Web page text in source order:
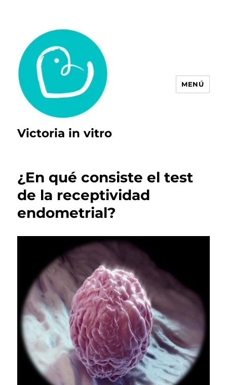
Victoria in vitro
MENÚ
¿En qué consiste el test
de la receptividad
endometrial?